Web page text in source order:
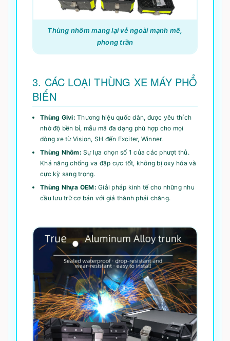
Thùng nhôm mang lại vẻ ngoài mạnh mẽ,
phong trần
3. CÁC LOẠI THÙNG XE MÁY PHỔ
BIẾN
Thùng Givi: Thương hiệu quốc dân, được yêu thích
nhờ độ bền bỉ, mẫu mã đa dạng phù hợp cho mọi
dòng xe từ Vision, SH đến Exciter, Winner.
Thùng Nhôm: Sự lựa chọn số 1 của các phượt thủ.
Khả năng chống va đập cực tốt, không bị oxy hóa và
cực kỳ sang trọng.
Thùng Nhựa OEM: Giải pháp kinh tế cho những nhu
cầu lưu trữ cơ bản với giá thành phải chăng.